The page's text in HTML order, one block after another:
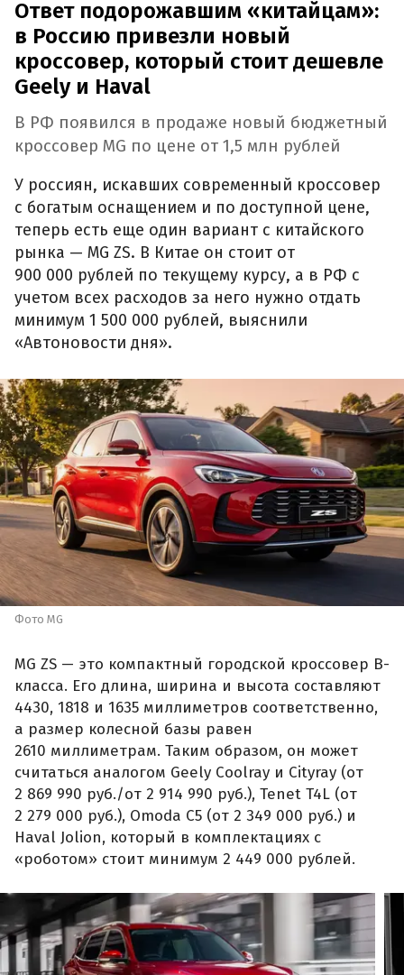
Ответ подорожавшим «китайцам»:
в Россию привезли новый
кроссовер, который стоит дешевле
Geely и Haval
В РФ появился в продаже новый бюджетный
кроссовер MG по цене от 1,5 млн рублей
У россиян, искавших современный кроссовер
с богатым оснащением и по доступной цене,
теперь есть еще один вариант с китайского
рынка — MG ZS. В Китае он стоит от
900 000 рублей по текущему курсу, а в РФ с
учетом всех расходов за него нужно отдать
минимум 1 500 000 рублей, выяснили
«Автоновости дня».
Фото MG
MG ZS — это компактный городской кроссовер B-
класса. Его длина, ширина и высота составляют
4430, 1818 и 1635 миллиметров соответственно,
а размер колесной базы равен
2610 миллиметрам. Таким образом, он может
считаться аналогом Geely Coolray и Cityray (от
2 869 990 руб./от 2 914 990 руб.), Tenet T4L (от
2 279 000 руб.), Omoda C5 (от 2 349 000 руб.) и
Haval Jolion, который в комплектациях с
«роботом» стоит минимум 2 449 000 рублей.